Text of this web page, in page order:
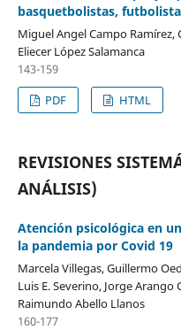
basquetbolistas,
Miguel Angel Campo
Eliecer López Salamanca
143-159
PDF
HTML
REVISIONES
ANÁLISIS)
Atención psicológica en
la pandemia por Covid 19
Marcela Villegas, Guillermo
Luis E. Severino, Jorge
Raimundo Abello Llanos
160-177